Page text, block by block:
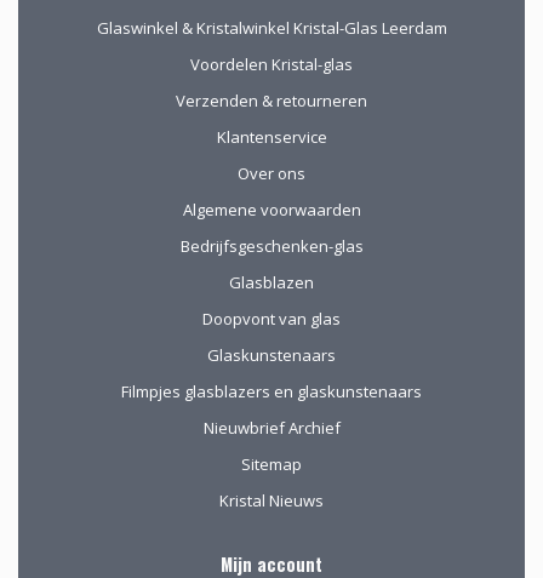
Glaswinkel & Kristalwinkel Kristal-Glas Leerdam
Voordelen Kristal-glas
Verzenden & retourneren
Klantenservice
Over ons
Algemene voorwaarden
Bedrijfsgeschenken-glas
Glasblazen
Doopvont van glas
Glaskunstenaars
Filmpjes glasblazers en glaskunstenaars
Nieuwbrief Archief
Sitemap
Kristal Nieuws
Mijn account